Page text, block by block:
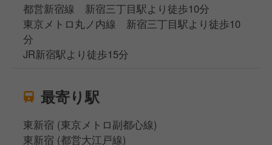
都営新宿線 新宿三丁目駅より徒歩10分
東京メトロ丸ノ内線 新宿三丁目駅より徒歩10
分
JR新宿駅より徒歩15分
最寄り駅
東新宿 (東京メトロ副都心線)
東新宿 (都営大江戸線)